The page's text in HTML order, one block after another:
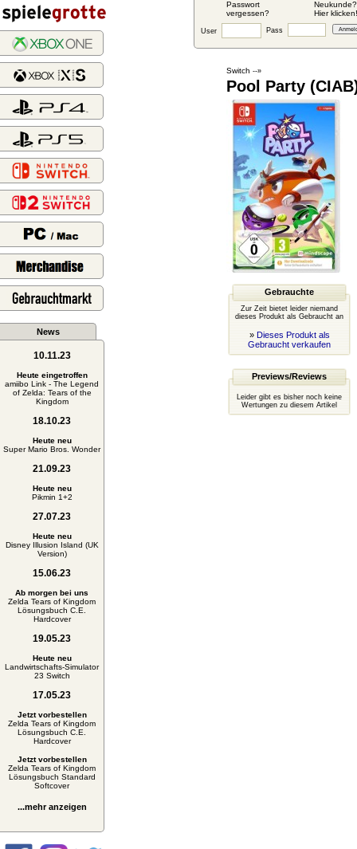
Passwort
vergessen?
Neukunde?
Hier klicken!
User Pass
News
10.11.23
Heute eingetroffen
amiibo Link - The Legend
of Zelda: Tears of the
Kingdom
18.10.23
Heute neu
Super Mario Bros. Wonder
21.09.23
Heute neu
Pikmin 1+2
27.07.23
Heute neu
Disney Illusion Island (UK
Version)
15.06.23
Ab morgen bei uns
Zelda Tears of Kingdom
Lösungsbuch C.E.
Hardcover
19.05.23
Heute neu
Landwirtschafts-Simulator
23 Switch
17.05.23
Jetzt vorbestellen
Zelda Tears of Kingdom
Lösungsbuch C.E.
Hardcover
Jetzt vorbestellen
Zelda Tears of Kingdom
Lösungsbuch Standard
Softcover
...mehr anzeigen
Switch --»
Pool Party
Gebrauchte
Zur Zeit bietet leider niemand
dieses Produkt als Gebraucht an
» Dieses Produkt als
Gebraucht verkaufen
Previews/Reviews
Leider gibt es bisher noch keine
Wertungen zu diesem Artikel